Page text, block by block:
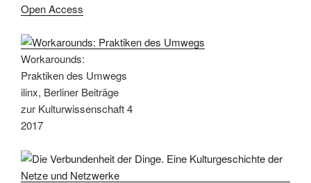
Open Access
Workarounds:
Praktiken des Umwegs
ilinx, Berliner Beiträge
zur Kulturwissenschaft 4
2017